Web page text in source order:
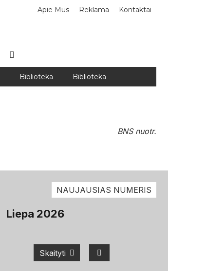
Apie Mus Reklama Kontaktai
Biblioteka Biblioteka
BNS nuotr.
NAUJAUSIAS NUMERIS
Liepa 2026
Skaityti